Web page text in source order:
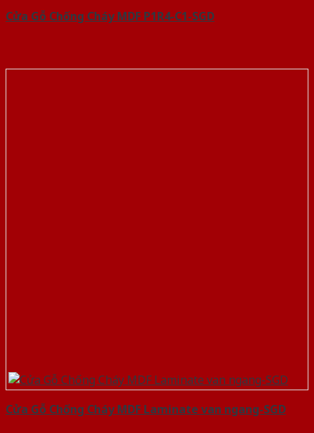
Cửa Gỗ Chống Cháy MDF P1R4-C1-SGD
Cửa Gỗ Chống Cháy MDF Laminate van ngang-SGD